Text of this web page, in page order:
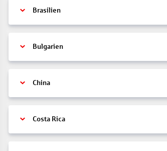
Brasilien
Bulgarien
China
Costa Rica